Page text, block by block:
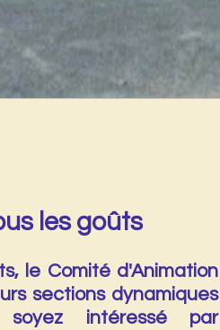
les goûts
le Comité d'Animation
sections dynamiques
intéressé par